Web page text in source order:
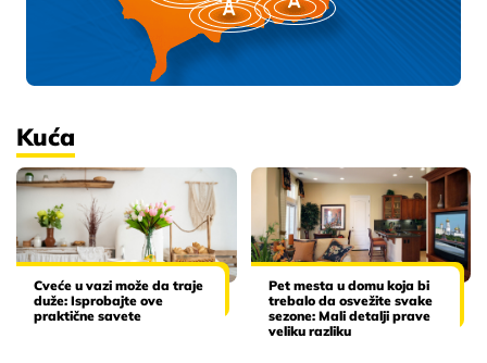
Kuća
Cveće u vazi može da traje
duže: Isprobajte ove
praktične savete
Pet mesta u domu koja bi
trebalo da osvežite svake
sezone: Mali detalji prave
veliku razliku